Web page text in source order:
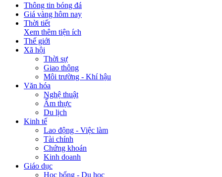
Thông tin bóng đá
Giá vàng hôm nay
Thời tiết
Xem thêm tiện ích
Thế giới
Xã hội
Thời sự
Giao thông
Môi trường - Khí hậu
Văn hóa
Nghệ thuật
Ẩm thực
Du lịch
Kinh tế
Lao động - Việc làm
Tài chính
Chứng khoán
Kinh doanh
Giáo dục
Học bổng - Du học